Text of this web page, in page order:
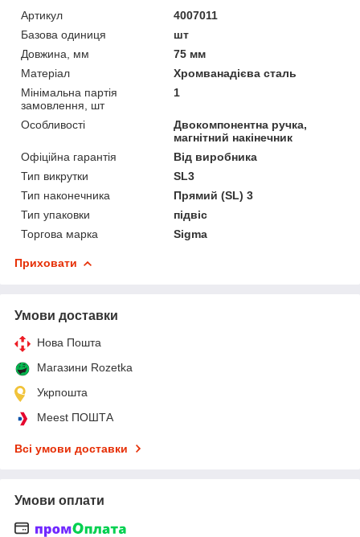
Артикул
4007011
Базова одиниця
шт
Довжина, мм
75 мм
Матеріал
Хромванадієва сталь
Мінімальна партія
замовлення, шт
1
Особливості
Двокомпонентна ручка,
магнітний накінечник
Офіційна гарантія
Від виробника
Тип викрутки
SL3
Тип наконечника
Прямий (SL) 3
Тип упаковки
підвіс
Торгова марка
Sigma
Приховати
Умови доставки
Нова Пошта
Магазини Rozetka
Укрпошта
Meest ПОШТА
Всі умови доставки
Умови оплати